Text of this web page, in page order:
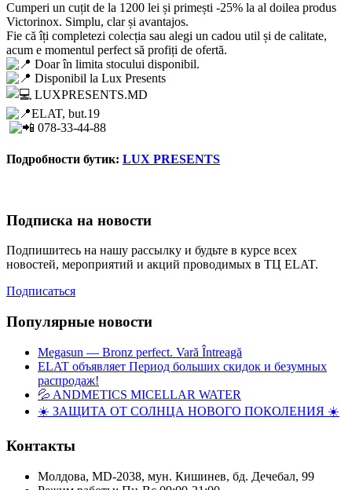
Cumperi un cuțit de la 1200 lei și primești -25% la al doilea produs
Victorinox. Simplu, clar și avantajos.
Fie că îți completezi colecția sau alegi un cadou util și de calitate,
acum e momentul perfect să profiți de ofertă.
Doar în limita stocului disponibil.
Disponibil la Lux Presents
LUXPRESENTS.MD
ELAT, but.19
078-33-44-88
Подробности бутик: LUX PRESENTS
Подписка на новости
Подпишитесь на нашу рассылку и будьте в курсе всех
новостей, мероприятий и акций проводимых в ТЦ ELAT.
Подписаться
Популярные новости
Megasun — Bronz perfect. Vară Întreagă
ELAT объявляет Период больших скидок и безумных
распродаж!
💦 ANDMETICS MICELLAR WATER
☀️ ЗАЩИТА ОТ СОЛНЦА НОВОГО ПОКОЛЕНИЯ ☀️
Контакты
Молдова, MD-2038, мун. Кишинев, бд. Дечебал, 99